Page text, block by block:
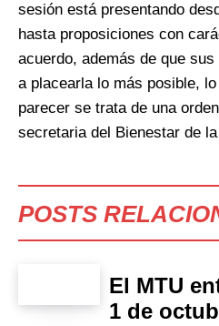
sesión está presentando
hasta proposiciones con
acuerdo, además de que
a placearla lo más posible,
parecer se trata de una
secretaria del Bienestar de
POSTS
El MTU
1 de